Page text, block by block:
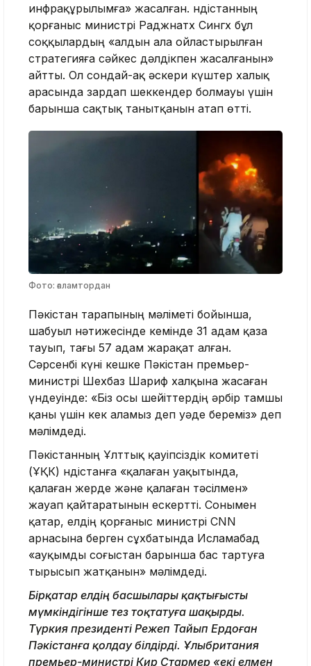
инфрақұрылымға» жасалған. Үндістанның
қорғаныс министрі Раджнатх Сингх бұл
соққылардың «алдын ала ойластырылған
стратегияға сәйкес дәлдікпен жасалғанын»
айтты. Ол сондай-ақ әскери күштер халық
арасында зардап шеккендер болмауы үшін
барынша сақтық танытқанын атап өтті.
Фото: ғаламтордан
Пәкістан тарапының мәліметі бойынша,
шабуыл нәтижесінде кемінде 31 адам қаза
тауып, тағы 57 адам жарақат алған.
Сәрсенбі күні кешке Пәкістан премьер-
министрі Шехбаз Шариф халқына жасаған
үндеуінде: «Біз осы шейіттердің әрбір тамшы
қаны үшін кек аламыз деп уәде береміз» деп
мәлімдеді.
Пәкістанның Ұлттық қауіпсіздік комитеті
(ҰҚК) Үндістанға «қалаған уақытында,
қалаған жерде және қалаған тәсілмен»
жауап қайтаратынын ескертті. Сонымен
қатар, елдің қорғаныс министрі CNN
арнасына берген сұхбатында Исламабад
«ауқымды соғыстан барынша бас тартуға
тырысып жатқанын» мәлімдеді.
Бірқатар елдің басшылары қақтығысты
мүмкіндігінше тез тоқтатуға шақырды.
Түркия президенті Режеп Тайып Ердоған
Пәкістанға қолдау білдірді. Ұлыбритания
премьер-министрі Кир Стармер «екі елмен